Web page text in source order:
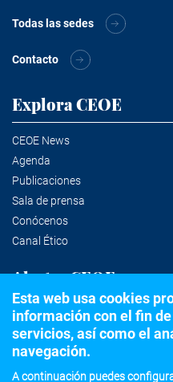
Todas las sedes
Contacto
Explora CEOE
CEOE News
Agenda
Publicaciones
Sala de prensa
Conócenos
Canal Ético
Alertas CEOE
Suscríbete a la newsletter
Esta web usa cookies
información con el fin
servicios, así como el
navegación.
A continuación puedes